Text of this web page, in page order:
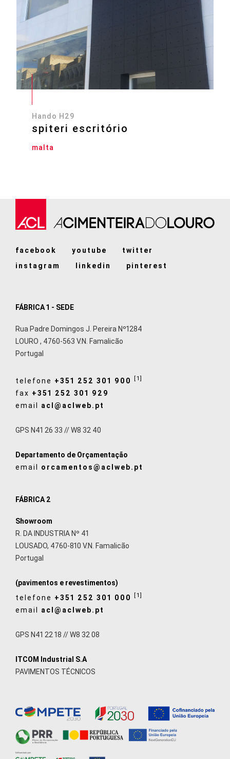
Hando H29
spiteri escritório
malta
facebook youtube
twitter
instagram
linkedin pinterest
FÁBRICA 1 - SEDE
Rua Padre Domingos J. Pereira Nº1284
LOURO , 4760-563 V.N. Famalicão
Portugal
telefone +351 252 301 900 [1]
fax +351 252 301 929
email acl@aclweb.pt
GPS N41 26 33 // W8 32 40
Departamento de Orçamentação
email orcamentos@aclweb.pt
FÁBRICA 2
Showroom
R. DA INDUSTRIA Nº 41
LOUSADO, 4760-810 V.N. Famalicão
Portugal
(pavimentos e revestimentos)
telefone +351 252 301 000 [1]
email acl@aclweb.pt
GPS N41 22 18 // W8 32 08
ITCOM Industrial S.A
PAVIMENTOS TÉCNICOS